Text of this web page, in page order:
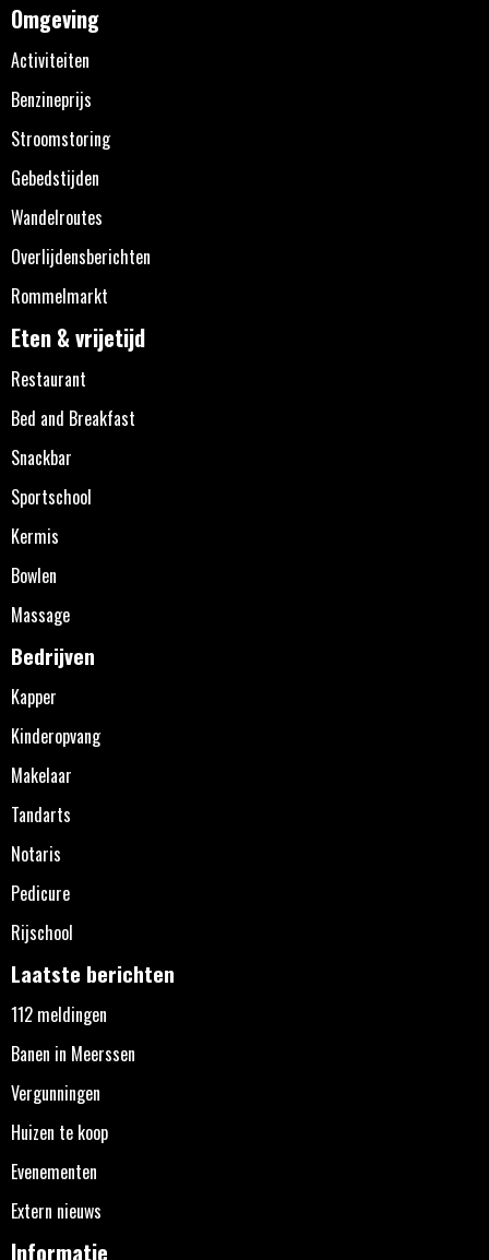
Omgeving
Activiteiten
Benzineprijs
Stroomstoring
Gebedstijden
Wandelroutes
Overlijdensberichten
Rommelmarkt
Eten & vrijetijd
Restaurant
Bed and Breakfast
Snackbar
Sportschool
Kermis
Bowlen
Massage
Bedrijven
Kapper
Kinderopvang
Makelaar
Tandarts
Notaris
Pedicure
Rijschool
Laatste berichten
112 meldingen
Banen in Meerssen
Vergunningen
Huizen te koop
Evenementen
Extern nieuws
Informatie